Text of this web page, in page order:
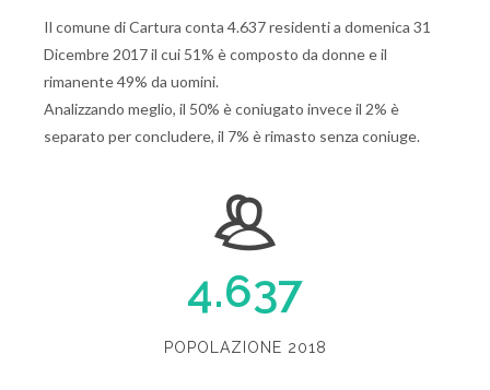
Il comune di Cartura conta 4.637 residenti a domenica 31
Dicembre 2017 il cui 51% è composto da donne e il
rimanente 49% da uomini.
Analizzando meglio, il 50% è coniugato invece il 2% è
separato per concludere, il 7% è rimasto senza coniuge.
4.637
POPOLAZIONE 2018